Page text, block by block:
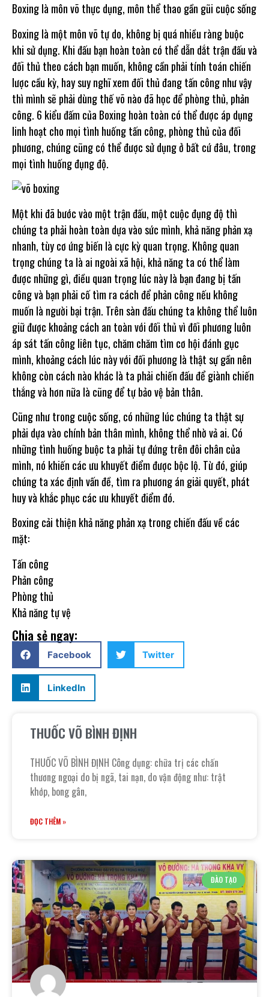
Boxing là môn võ thực dụng, môn thể thao gần gũi cuộc sống
Boxing là một môn võ tự do, không bị quá nhiều ràng buộc
khi sử dụng. Khi đấu bạn hoàn toàn có thể dẫn dắt trận đấu và
đối thủ theo cách bạn muốn, không cần phải tính toán chiến
lược cầu kỳ, hay suy nghĩ xem đối thủ đang tấn công như vậy
thì mình sẽ phải dùng thế võ nào đã học để phòng thủ, phản
công. 6 kiểu đấm của Boxing hoàn toàn có thể được áp dụng
linh hoạt cho mọi tình huống tấn công, phòng thủ của đối
phương, chúng cũng có thể được sử dụng ở bất cứ đâu, trong
mọi tình huống đụng độ.
Một khi đã bước vào một trận đấu, một cuộc đụng độ thì
chúng ta phải hoàn toàn dựa vào sức mình, khả năng phản xạ
nhanh, tùy cơ ứng biến là cực kỳ quan trọng. Không quan
trọng chúng ta là ai ngoài xã hội, khả năng ta có thể làm
được những gì, điều quan trọng lúc này là bạn đang bị tấn
công và bạn phải cố tìm ra cách để phản công nếu không
muốn là người bại trận. Trên sàn đấu chúng ta không thể luôn
giữ được khoảng cách an toàn với đối thủ vì đối phương luôn
áp sát tấn công liên tục, chăm chăm tìm cơ hội đánh gục
mình, khoảng cách lúc này với đối phương là thật sự gần nên
không còn cách nào khác là ta phải chiến đấu để giành chiến
thắng và hơn nữa là cũng để tự bảo vệ bản thân.
Cũng như trong cuộc sống, có những lúc chúng ta thật sự
phải dựa vào chính bản thân mình, không thể nhờ vả ai. Có
những tình huống buộc ta phải tự đứng trên đôi chân của
mình, nó khiến các ưu khuyết điểm được bộc lộ. Từ đó, giúp
chúng ta xác định vấn đề, tìm ra phương án giải quyết, phát
huy và khắc phục các ưu khuyết điểm đó.
Boxing cải thiện khả năng phản xạ trong chiến đấu về các
mặt:
Tấn công
Phản công
Phòng thủ
Khả năng tự vệ
Chia sẻ ngay:
Facebook Twitter
LinkedIn
THUỐC VÕ BÌNH ĐỊNH
THUỐC VÕ BÌNH ĐỊNH Công dụng: chữa trị các chấn
thương ngoại do bị ngã, tai nạn, do vận động như: trật
khớp, bong gân,
ĐỌC THÊM »
ĐÀO TẠO